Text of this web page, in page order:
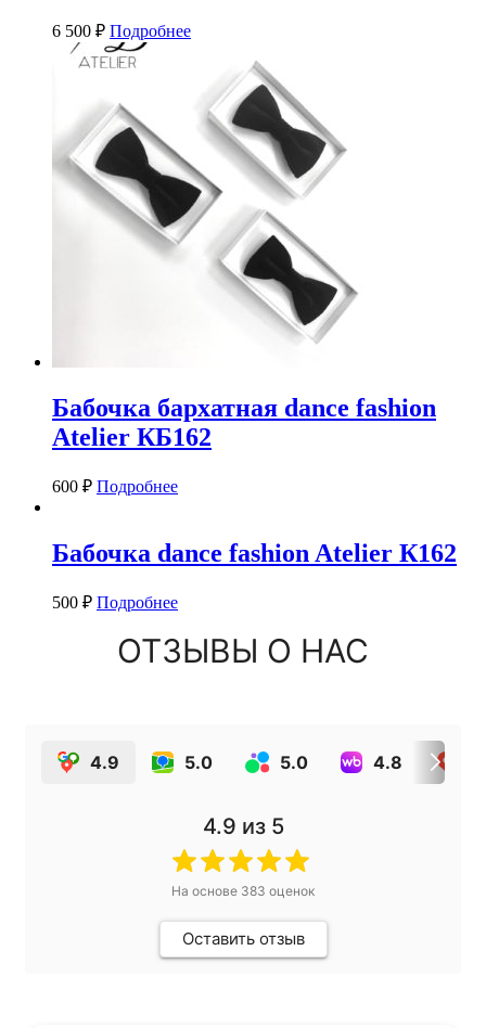
6 500 ₽ Подробнее
Бабочка бархатная dance fashion
Atelier КБ162
600 ₽ Подробнее
Бабочка dance fashion Atelier К162
500 ₽ Подробнее
ОТЗЫВЫ О НАС
4.9 5.0 5.0 4.8
4.9 из 5
На основе 383 оценок
Оставить отзыв